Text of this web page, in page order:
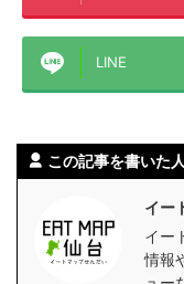
LINE
この記事を書いた人
イー
イー
情報